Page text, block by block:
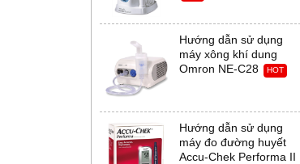
Hướng dẫn sử dụng
máy xông khí dung
Omron NE-C28
HOT
Hướng dẫn sử dụng
máy đo đường huyết
Accu-Chek Performa II